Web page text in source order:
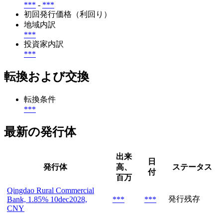
*** - ***
初回発行価格（利回り）
地域内訳
***
投資家内訳
***
転換および交換
転換条件
***
最新の発行体
発行体
出来
高、
百万
日
付
ステータス
Qingdao Rural Commercial
Bank, 1.85% 10dec2028,
CNY
*** *** 発行残存